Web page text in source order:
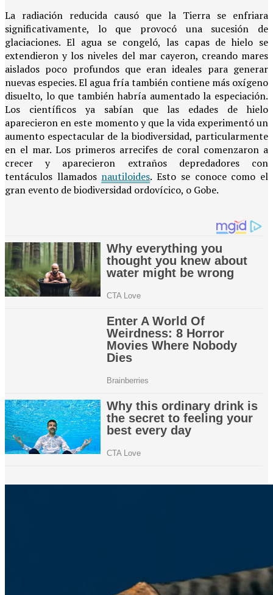
La radiación reducida causó que la Tierra se enfriara
significativamente, lo que provocó una sucesión de
glaciaciones. El agua se congeló, las capas de hielo se
extendieron y los niveles del mar cayeron, creando mares
aislados poco profundos que eran ideales para generar
nuevas especies. El agua fría también contiene más oxígeno
disuelto, lo que también habría aumentado la especiación.
Los científicos ya sabían que las edades de hielo
aparecieron en este momento y que la vida experimentó un
aumento espectacular de la biodiversidad, particularmente
en el mar. Los primeros arrecifes de coral comenzaron a
crecer y aparecieron extraños depredadores con
tentáculos llamados nautiloides. Esto se conoce como el
gran evento de biodiversidad ordovícico, o Gobe.